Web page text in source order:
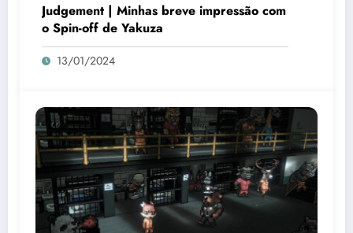
Judgement | Minhas breve impressão com
o Spin-off de Yakuza
13/01/2024